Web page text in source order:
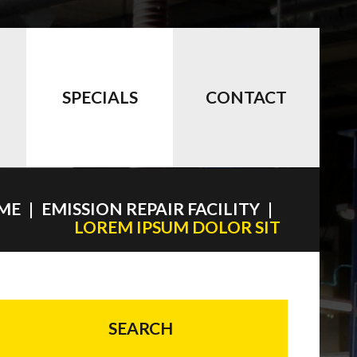
SPECIALS CONTACT
EMISSION REPAIR FACILITY
LOREM IPSUM DOLOR SIT
SEARCH